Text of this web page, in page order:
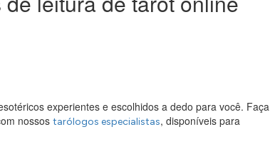
experientes e escolhidos a dedo para você. Faça
nossos tarólogos especialistas, disponíveis para